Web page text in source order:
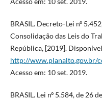
BRASIL. Decreto-Lei nº
Consolidação das Leis do
República, [2019].
http://www.planalto.gov.br/
Acesso em: 10 set. 2019.
BRASIL. Lei nº 5.584, de 26